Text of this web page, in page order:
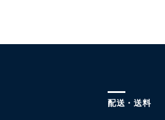
配送・送料